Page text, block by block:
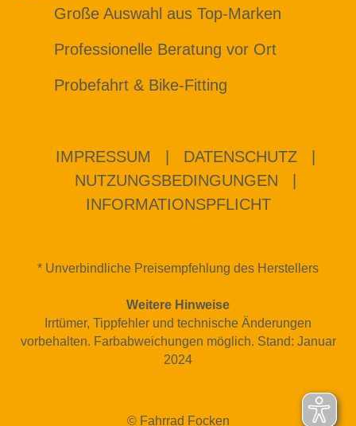
Große Auswahl aus Top-Marken
Professionelle Beratung vor Ort
Probefahrt & Bike-Fitting
IMPRESSUM DATENSCHUTZ
NUTZUNGSBEDINGUNGEN
INFORMATIONSPFLICHT
* Unverbindliche Preisempfehlung des Herstellers
Weitere Hinweise
Irrtümer, Tippfehler und technische Änderungen
vorbehalten. Farbabweichungen möglich. Stand: Januar
2024
© Fahrrad Focken